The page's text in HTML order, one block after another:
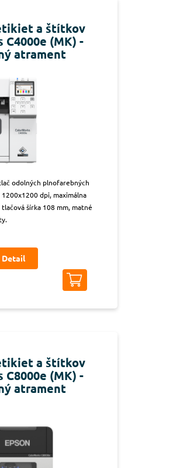
a štítkov
C4000e (MK) -
atrament
odolných plnofarebných
dpi, maximálna
šírka 108 mm, matné
Detail
a štítkov
C8000e (MK) -
atrament